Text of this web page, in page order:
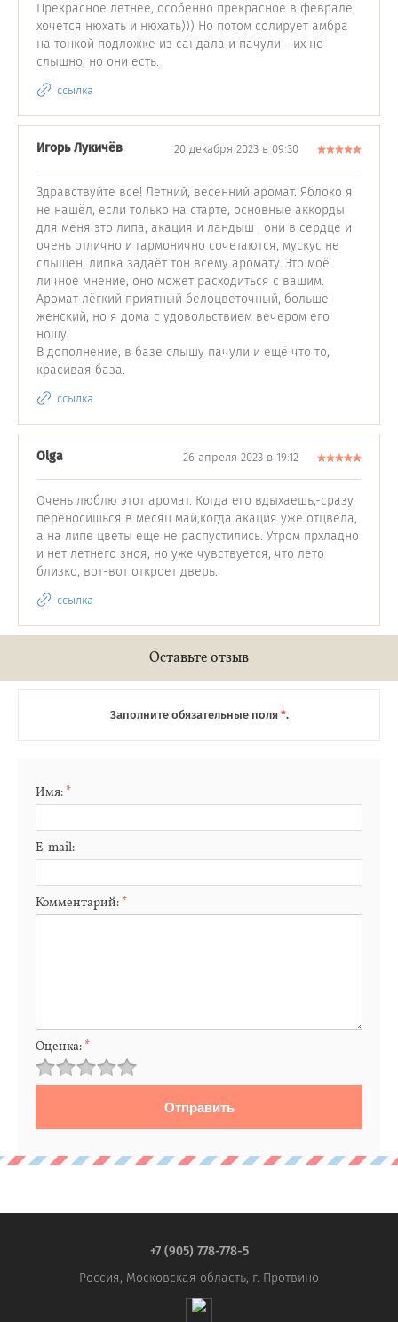
Прекрасное летнее, особенно прекрасное в феврале,
хочется нюхать и нюхать))) Но потом солирует амбра
на тонкой подложке из сандала и пачули - их не
слышно, но они есть.
ссылка
Игорь Лукичёв 20 декабря 2023 в 09:30
Здравствуйте все! Летний, весенний аромат. Яблоко я
не нашёл, если только на старте, основные аккорды
для меня это липа, акация и ландыш , они в сердце и
очень отлично и гармонично сочетаются, мускус не
слышен, липка задаёт тон всему аромату. Это моё
личное мнение, оно может расходиться с вашим.
Аромат лёгкий приятный белоцветочный, больше
женский, но я дома с удовольствием вечером его
ношу.
В дополнение, в базе слышу пачули и ещё что то,
красивая база.
ссылка
Olga 26 апреля 2023 в 19:12
Очень люблю этот аромат. Когда его вдыхаешь,-сразу
переносишься в месяц май,когда акация уже отцвела,
а на липе цветы еще не распустились. Утром прхладно
и нет летнего зноя, но уже чувствуется, что лето
близко, вот-вот откроет дверь.
ссылка
Оставьте отзыв
Заполните обязательные поля *.
Имя: *
E-mail:
Комментарий: *
Оценка: *
+7 (905) 778-778-5
Россия, Московская область, г. Протвино